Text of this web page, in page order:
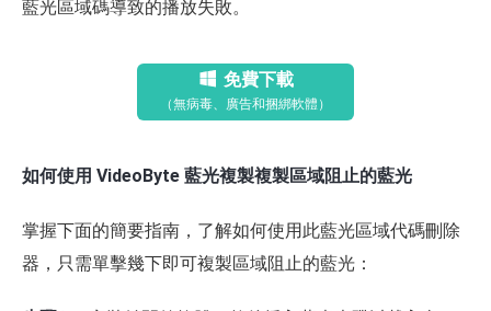
藍光區域碼導致的播放失敗。
免費下載
（無病毒、廣告和捆綁軟體）
如何使用 VideoByte 藍光複製複製區域阻止的藍光
掌握下面的簡要指南，了解如何使用此藍光區域代碼刪除
器，只需單擊幾下即可複製區域阻止的藍光：